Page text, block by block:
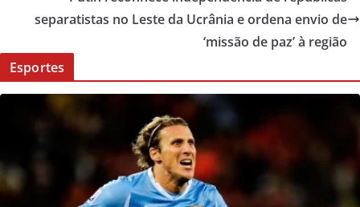
separatistas no Leste da Ucrânia e ordena envio de
‘missão de paz’ à região
Esportes